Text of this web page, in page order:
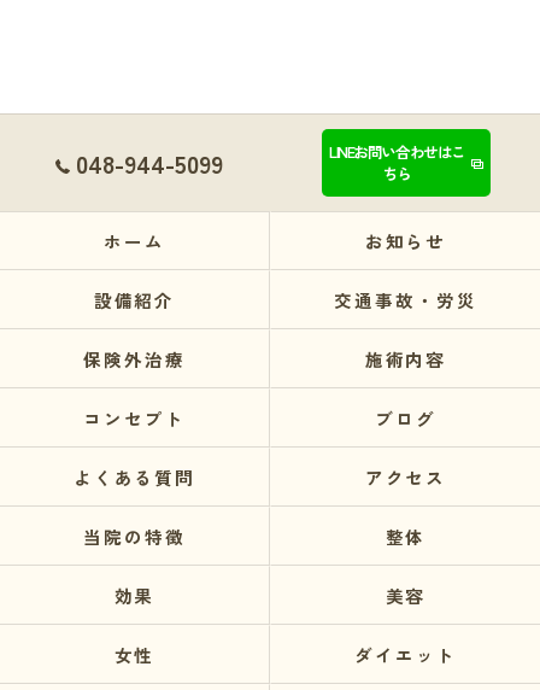
048-944-5099
LINEお問い合わせはこ
ちら
ホーム お知らせ
設備紹介 交通事故・労災
保険外治療 施術内容
コンセプト ブログ
よくある質問 アクセス
当院の特徴 整体
効果 美容
女性 ダイエット